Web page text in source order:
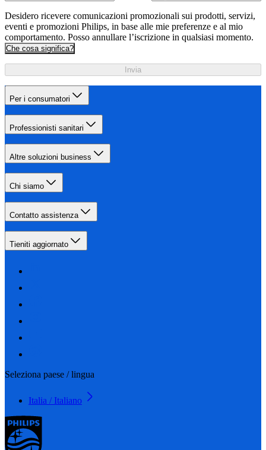
Desidero ricevere comunicazioni promozionali sui prodotti, servizi,
eventi e promozioni Philips, in base alle mie preferenze e al mio
comportamento. Posso annullare l’iscrizione in qualsiasi momento.
Che cosa significa?
Invia
Per i consumatori
Professionisti sanitari
Altre soluzioni business
Chi siamo
Contatto assistenza
Tieniti aggiornato
Seleziona paese / lingua
Italia / Italiano